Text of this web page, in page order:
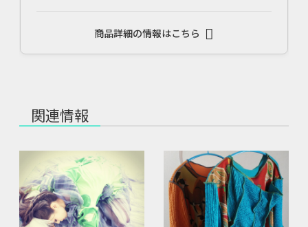
商品詳細の情報はこちら
関連情報